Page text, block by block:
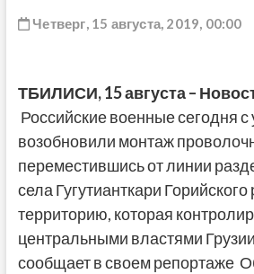
Четверг, 15 августа, 2019, 00:00
ТБИЛИСИ,15августа –
Российские военные сегодня с
возобновили монтаж
переместившись от линии
села Гугутианткари
территорию, которая
центральными властями
сообщает в своем репортаже